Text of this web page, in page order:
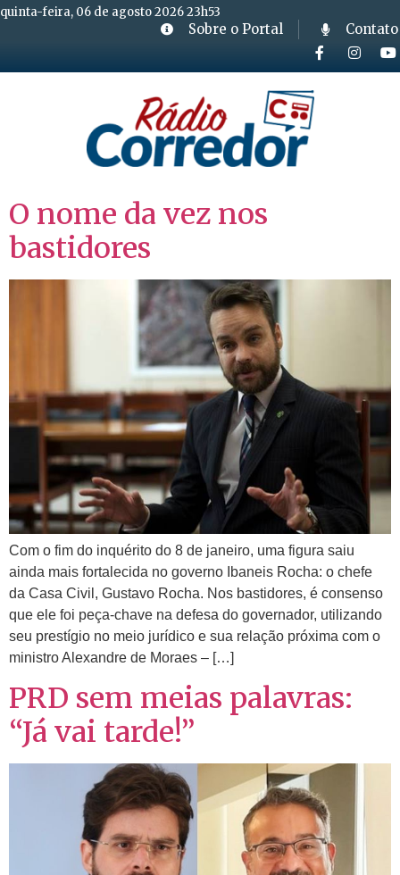
quinta-feira, 06 de agosto 2026 23h53
Sobre o Portal Contato
O nome da vez nos
bastidores
Com o fim do inquérito do 8 de janeiro, uma figura saiu
ainda mais fortalecida no governo Ibaneis Rocha: o chefe
da Casa Civil, Gustavo Rocha. Nos bastidores, é consenso
que ele foi peça-chave na defesa do governador, utilizando
seu prestígio no meio jurídico e sua relação próxima com o
ministro Alexandre de Moraes – […]
PRD sem meias palavras:
“Já vai tarde!”